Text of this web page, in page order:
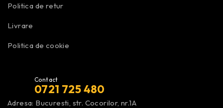
Politica de retur
Livrare
Politica de cookie
Contact
0721 725 480
Adresa: Bucuresti, str. Cocorilor, nr.1A